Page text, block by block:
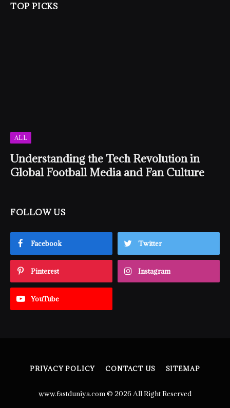
TOP PICKS
ALL
Understanding the Tech Revolution in
Global Football Media and Fan Culture
FOLLOW US
Facebook Twitter
Pinterest Instagram
YouTube
PRIVACY POLICY CONTACT US SITEMAP
www.fastduniya.com © 2026 All Right Reserved